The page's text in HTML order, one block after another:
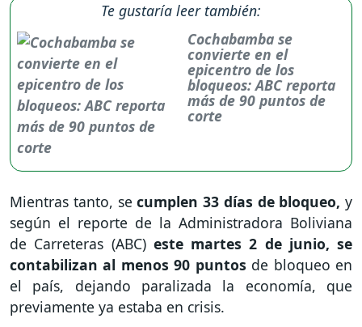
Te gustaría leer también:
Cochabamba se
convierte en el
epicentro de los
bloqueos: ABC reporta
más de 90 puntos de
corte
Mientras tanto, secumplen 33 días de bloqueo, y
según el reporte de la Administradora Boliviana
de Carreteras (ABC) este martes 2 de junio, se
contabilizan al menos 90 puntos de bloqueo en
el país, dejando paralizada la economía, que
previamente ya estaba en crisis.